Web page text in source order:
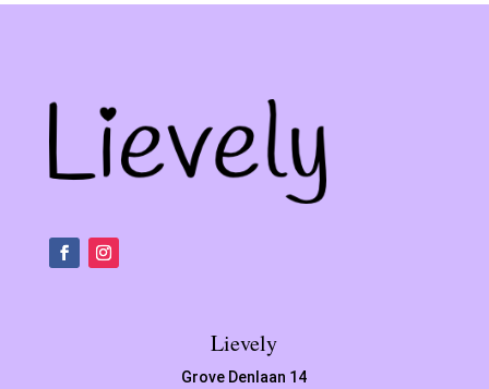
Lievely
Grove Denlaan 14